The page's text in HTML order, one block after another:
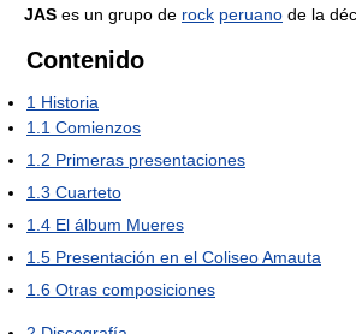
JAS es un grupo de rock peruano de la
Contenido
1 Historia
1.1 Comienzos
1.2 Primeras presentaciones
1.3 Cuarteto
1.4 El álbum Mueres
1.5 Presentación en el Coliseo Amauta
1.6 Otras composiciones